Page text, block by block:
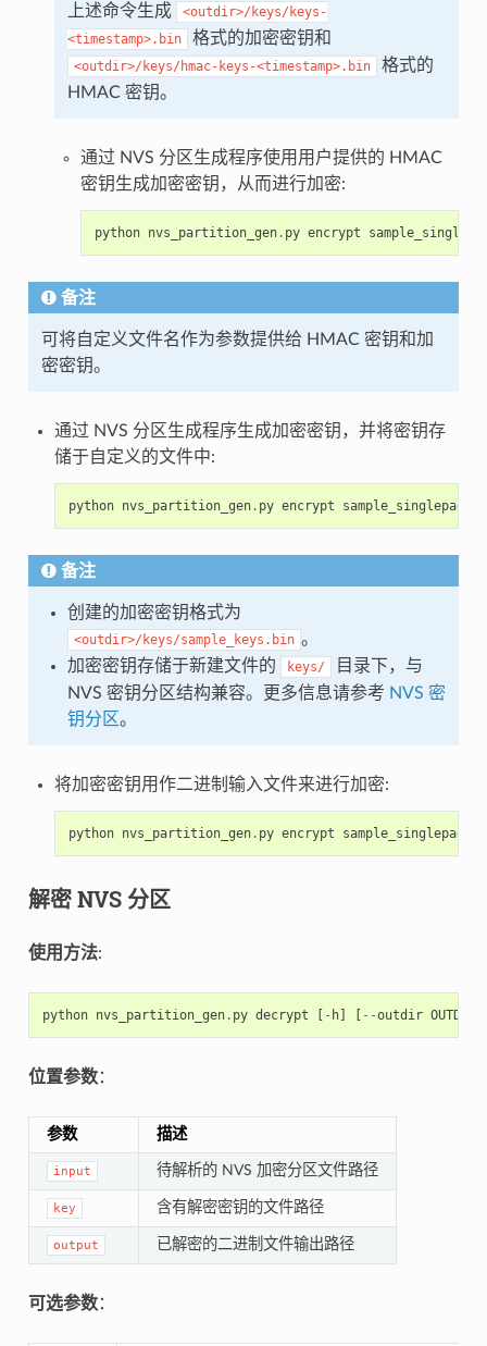
上述命令生成
<outdir>/keys/keys-
<timestamp>.bin
格式的加密密钥和
<outdir>/keys/hmac-keys-<timestamp>.bin
格式的
HMAC 密钥。
通过 NVS 分区生成程序使用用户提供的 HMAC
密钥生成加密密钥，从而进行加密:
python nvs_partition_gen. py encrypt
备注
可将自定义文件名作为参数提供给 HMAC 密钥和加
密密钥。
通过 NVS 分区生成程序生成加密密钥，并将密钥存
储于自定义的文件中:
python nvs_partition_gen. py encrypt
备注
创建的加密密钥格式为
<outdir>/keys/sample_keys.bin 。
加密密钥存储于新建文件的
keys/
目录下，与
NVS 密钥分区结构兼容。更多信息请参考 NVS 密
钥分区。
将加密密钥用作二进制输入文件来进行加密:
python nvs_partition_gen. py encrypt
解密 NVS 分区
使用方法:
python nvs_partition_gen. py decrypt [ - h] [ --outdir OUTDIR
位置参数：
参数 描述
input 待解析的 NVS 加密分区文件路径
key 含有解密密钥的文件路径
output 已解密的二进制文件输出路径
可选参数：